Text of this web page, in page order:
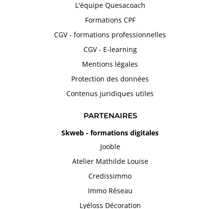
L'équipe Quesacoach
Formations CPF
CGV - formations professionnelles
CGV - E-learning
Mentions légales
Protection des données
Contenus juridiques utiles
PARTENAIRES
Skweb - formations digitales
Jooble
Atelier Mathilde Louise
Credissimmo
Immo Réseau
Lyéloss Décoration